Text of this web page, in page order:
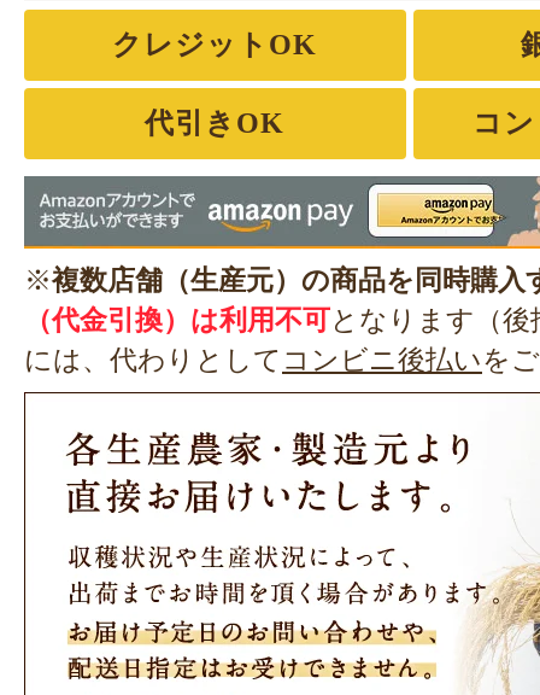
クレジットOK
代引きOK コ
※複数店舗（生産元）の商品を同時購入
（代金引換）は利用不可 となります（
には、代わりとして コンビニ後払いを